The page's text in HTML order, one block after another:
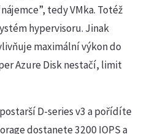
tedy VMka. Totéž
hypervisoru. Jinak
maximální výkon do
Azure Disk nestačí, limit
D-series v3 a pořídíte
dostanete 3200 IOPS a